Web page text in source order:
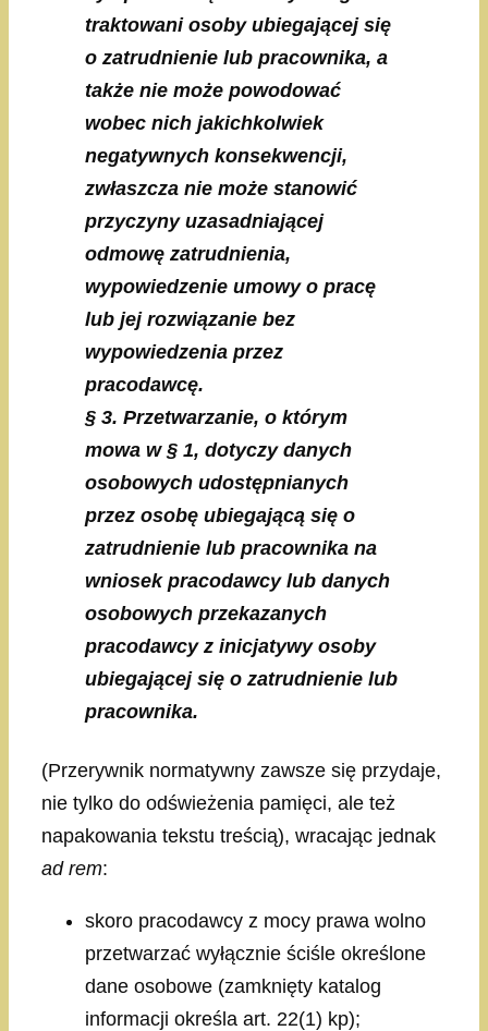
traktowani osoby ubiegającej się
o zatrudnienie lub pracownika, a
także nie może powodować
wobec nich jakichkolwiek
negatywnych konsekwencji,
zwłaszcza nie może stanowić
przyczyny uzasadniającej
odmowę zatrudnienia,
wypowiedzenie umowy o pracę
lub jej rozwiązanie bez
wypowiedzenia przez
pracodawcę.
§ 3. Przetwarzanie, o którym
mowa w § 1, dotyczy danych
osobowych udostępnianych
przez osobę ubiegającą się o
zatrudnienie lub pracownika na
wniosek pracodawcy lub danych
osobowych przekazanych
pracodawcy z inicjatywy osoby
ubiegającej się o zatrudnienie lub
pracownika.
(Przerywnik normatywny zawsze się przydaje,
nie tylko do odświeżenia pamięci, ale też
napakowania tekstu treścią), wracając jednak
ad rem:
skoro pracodawcy z mocy prawa wolno
przetwarzać wyłącznie ściśle określone
dane osobowe (zamknięty katalog
informacji określa art. 22(1) kp);